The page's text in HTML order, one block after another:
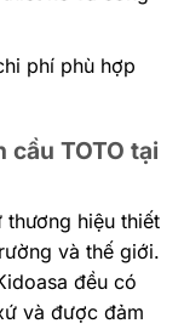
phí phù hợp
cầu TOTO tại
thương hiệu thiết
và thế giới.
đều có
và được đảm